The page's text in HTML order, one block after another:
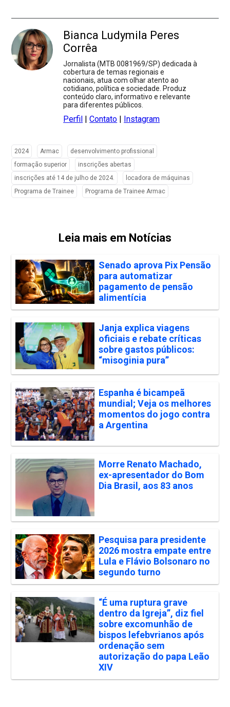
Bianca Ludymila Peres
Corrêa
Jornalista (MTB 0081969/SP) dedicada à
cobertura de temas regionais e
nacionais, atua com olhar atento ao
cotidiano, política e sociedade. Produz
conteúdo claro, informativo e relevante
para diferentes públicos.
Perfil |Contato Instagram
2024 Armac
desenvolvimento profissional
formação superior
inscrições abertas
inscrições até 14 de julho de 2024.
locadora de máquinas
Programa de Trainee
Programa de Trainee Armac
Leia mais em Notícias
Senado aprova Pix Pensão
para automatizar
pagamento de pensão
alimentícia
Janja explica viagens
oficiais e rebate críticas
sobre gastos públicos:
“misoginia pura”
Espanha é bicampeã
mundial; Veja os melhores
momentos do jogo contra
a Argentina
Morre Renato Machado,
ex-apresentador do Bom
Dia Brasil, aos 83 anos
Pesquisa para presidente
2026 mostra empate entre
Lula e Flávio Bolsonaro no
segundo turno
“É uma ruptura grave
dentro da Igreja”, diz fiel
sobre excomunhão de
bispos lefebvrianos após
ordenação sem
autorização do papa Leão
XIV